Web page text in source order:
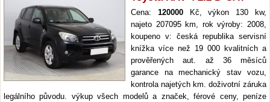
Cena: 120000Kč, výkon 130 kw,
najeto 207095 km, rok výroby: 2008,
koupeno v: česká republika servisní
knížka více než 19 000 kvalitních a
prověřených aut. až 36 měsíců
garance na mechanický stav vozu,
kontrola najetých km. doživotní záruka
legálního původu. výkup všech modelů a značek, férové ceny, peníze